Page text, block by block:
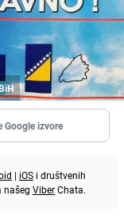
Google izvore
| iOS i društvenih
našeg ViberChata.